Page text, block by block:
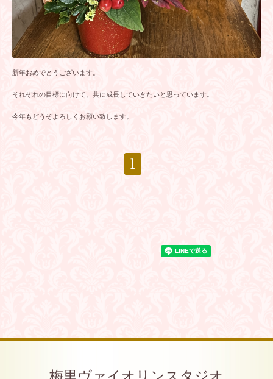
新年おめでとうございます。
それぞれの目標に向けて、共に成長していきたいと思っています。
今年もどうぞよろしくお願い致します。
1